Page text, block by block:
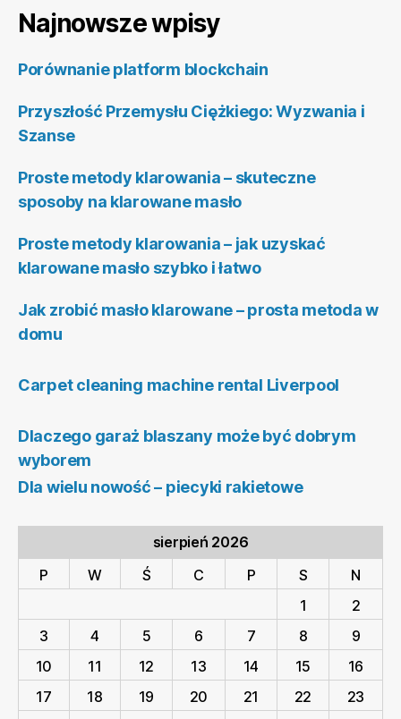
Najnowsze wpisy
Porównanie platform blockchain
Przyszłość Przemysłu Ciężkiego: Wyzwania i
Szanse
Proste metody klarowania – skuteczne
sposoby na klarowane masło
Proste metody klarowania – jak uzyskać
klarowane masło szybko i łatwo
Jak zrobić masło klarowane – prosta metoda w
domu
Carpet cleaning machine rental Liverpool
Dlaczego garaż blaszany może być dobrym
wyborem
Dla wielu nowość – piecyki rakietowe
sierpień 2026
P
W Ś C P S
N
1
2
3
4 5 6 7 8
9
10
11 12 13 14 15
16
17
18 19 20 21 22
23